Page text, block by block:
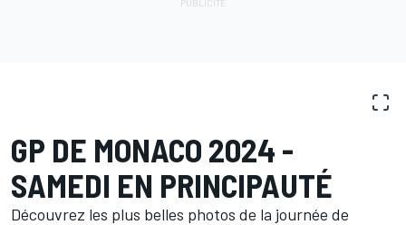
GP DE MONACO 2024 -
SAMEDI EN PRINCIPAUTÉ
Découvrez les plus belles photos de la journée de